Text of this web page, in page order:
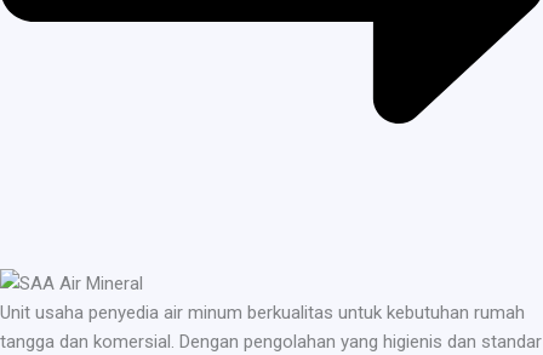
Unit usaha penyedia air minum berkualitas untuk kebutuhan rumah
tangga dan komersial. Dengan pengolahan yang higienis dan standar